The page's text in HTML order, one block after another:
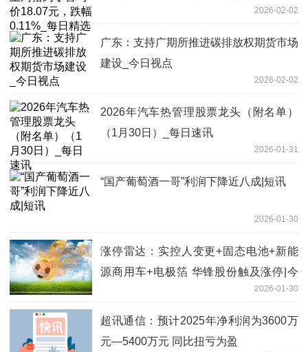
2026-02-02
广东：支持广期所推进碳排放权期货市场
建设_今日视点
2026-02-02
2026年汽车热管理股票龙头（附名单）
（1月30日）_每日速讯
2026-01-31
“国产葡萄酒一哥”利润下降近八成|短讯
2026-01-30
涨停雷达：实控人变更+固态电池+新能
源商用车+电极箔 华锋股份触及涨停|今
2026-01-30
超讯通信：预计2025年净利润为3600万
元—5400万元 同比扭亏为盈